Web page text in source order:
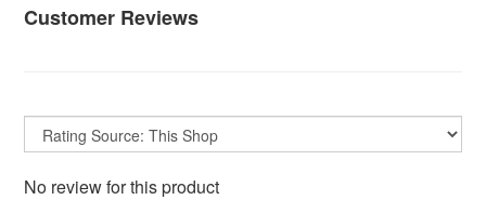
Customer Reviews
No review for this product